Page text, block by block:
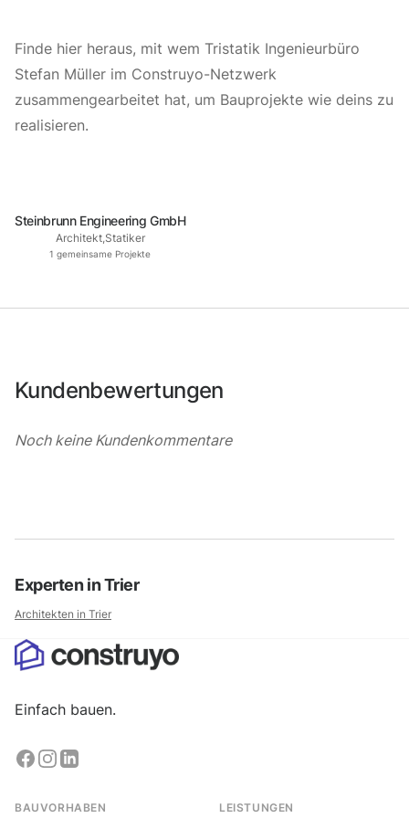
Finde hier heraus, mit wem Tristatik Ingenieurbüro
Stefan Müller im Construyo-Netzwerk
zusammengearbeitet hat, um Bauprojekte wie deins zu
realisieren.
Steinbrunn Engineering GmbH
Architekt,Statiker
1 gemeinsame Projekte
Kundenbewertungen
Noch keine Kundenkommentare
Experten inTrier
Architekten in Trier
Einfach bauen.
BAUVORHABEN LEISTUNGEN